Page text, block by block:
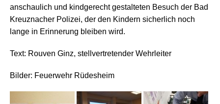
anschaulich und kindgerecht gestalteten Besuch der Bad
Kreuznacher Polizei, der den Kindern sicherlich noch
lange in Erinnerung bleiben wird.
Text: Rouven Ginz, stellvertretender Wehrleiter
Bilder: Feuerwehr Rüdesheim